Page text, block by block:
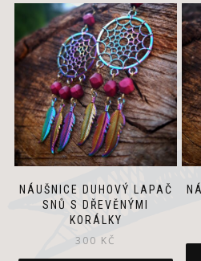
NÁUŠNICE DUHOVÝ LAPAČ
SNŮ S DŘEVĚNÝMI
KORÁLKY
300 KČ